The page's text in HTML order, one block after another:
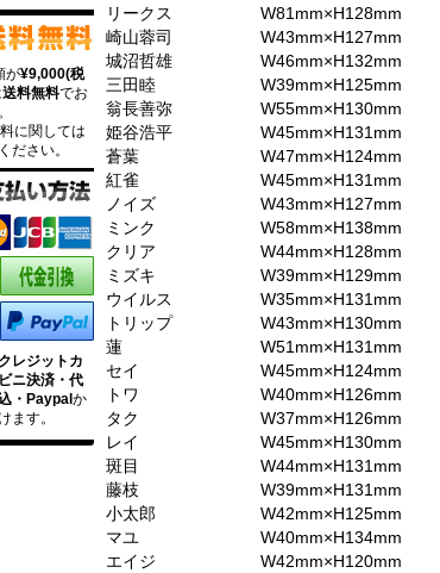
リークス
W81mm×H128mm
崎山蓉司
W43mm×H127mm
城沼哲雄
W46mm×H132mm
三田睦
W39mm×H125mm
翁長善弥
W55mm×H130mm
姫谷浩平
W45mm×H131mm
蒼葉
W47mm×H124mm
紅雀
W45mm×H131mm
ノイズ
W43mm×H127mm
ミンク
W58mm×H138mm
クリア
W44mm×H128mm
ミズキ
W39mm×H129mm
ウイルス
W35mm×H131mm
トリップ
W43mm×H130mm
蓮
W51mm×H131mm
セイ
W45mm×H124mm
トワ
W40mm×H126mm
タク
W37mm×H126mm
レイ
W45mm×H130mm
斑目
W44mm×H131mm
藤枝
W39mm×H131mm
小太郎
W42mm×H125mm
マユ
W40mm×H134mm
エイジ
W42mm×H120mm
が¥9,000(税
送料無料でお
に関しては
ださい。
クレジットカ
ニ決済・代
・Paypalか
ます。